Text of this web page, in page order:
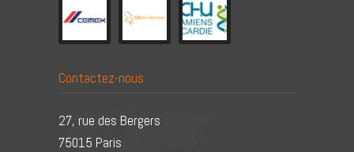
Contactez-nous
27, rue des Bergers
75015 Paris